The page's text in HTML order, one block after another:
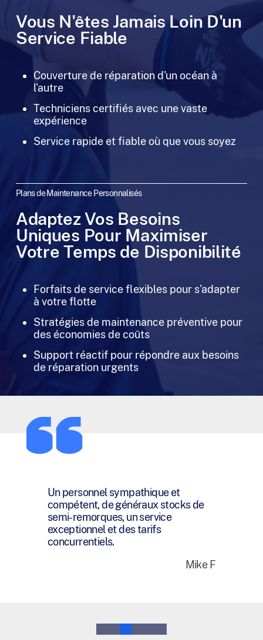
Vous N'êtes Jamais Loin D'un
Service Fiable
Couverture de réparation d'un océan à
l'autre
Techniciens certifiés avec une vaste
expérience
Service rapide et fiable où que vous soyez
Plans de Maintenance Personnalisés
Adaptez Vos Besoins
Uniques Pour Maximiser
Votre Temps de Disponibilité
Forfaits de service flexibles pour s'adapter
à votre flotte
Stratégies de maintenance préventive pour
des économies de coûts
Support réactif pour répondre aux besoins
de réparation urgents
J’ai été très heureux de travailler avec
vous, et je tiens à ce que vous sachiez
que j’apprécie sincèrement tout ce
que vous avez fait pour moi au cours
de la dernière année.
Bruce M